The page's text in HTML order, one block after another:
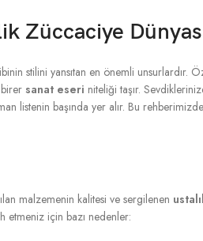
Züccaciye
stilini yansıtan en önemli unsurlardır.
sanat eseri niteliği taşır.
listenin başında yer alır. Bu
malzemenin kalitesi ve sergilenen
etmeniz için bazı nedenler: